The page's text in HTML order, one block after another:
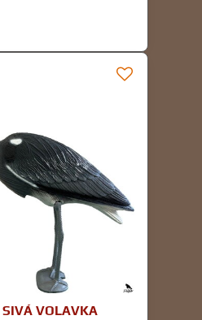
SIVÁ VOLAVKA